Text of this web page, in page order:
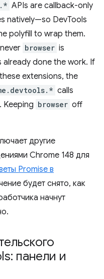
APIs are callback-only
natively—so DevTools
polyfill to wrap them.
browser is
already done the work. If
extensions, the
calls
Keeping browser off
другие
Chrome 148 для
Promise в
будет снято, как
начнут
панели и